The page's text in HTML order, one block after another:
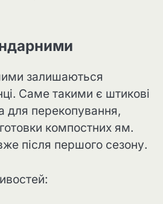
залишаються
Саме такими є штикові
для перекопування,
компостних ям.
після першого сезону.